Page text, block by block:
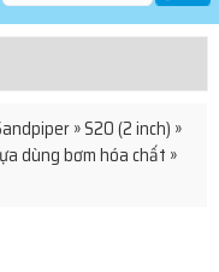
»S20 (2 inch) »
dùng bơm hóa chất »